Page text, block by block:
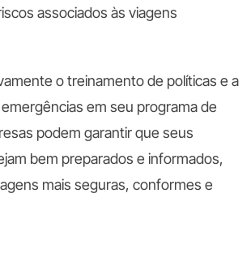
associados às viagens
o treinamento de políticas e a
em seu programa de
podem garantir que seus
bem preparados e informados,
mais seguras, conformes e